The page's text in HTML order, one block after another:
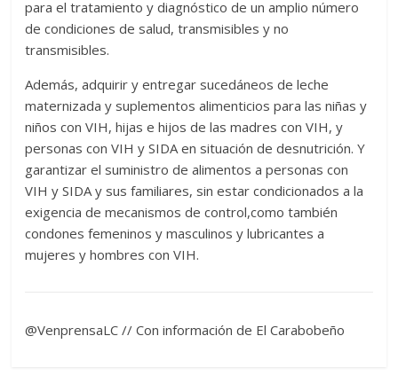
para el tratamiento y diagnóstico de un amplio número
de condiciones de salud, transmisibles y no
transmisibles.
Además, adquirir y entregar sucedáneos de leche
maternizada y suplementos alimenticios para las niñas y
niños con VIH, hijas e hijos de las madres con VIH, y
personas con VIH y SIDA en situación de desnutrición. Y
garantizar el suministro de alimentos a personas con
VIH y SIDA y sus familiares, sin estar condicionados a la
exigencia de mecanismos de control,como también
condones femeninos y masculinos y lubricantes a
mujeres y hombres con VIH.
@VenprensaLC // Con información de El Carabobeño